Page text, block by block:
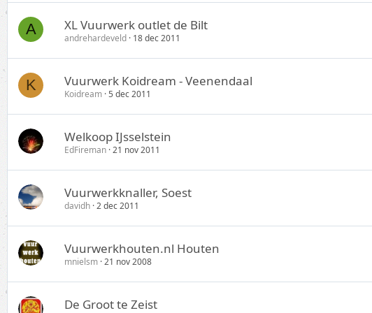
A XL Vuurwerk outlet de Bilt
andrehardeveld 18 dec 2011
K Vuurwerk Koidream - Veenendaal
Koidream 5 dec 2011
Welkoop IJsselstein
EdFireman 21 nov 2011
Vuurwerkknaller, Soest
davidh 2 dec 2011
Vuurwerkhouten.nl Houten
mnielsm 21 nov 2008
De Groot te Zeist